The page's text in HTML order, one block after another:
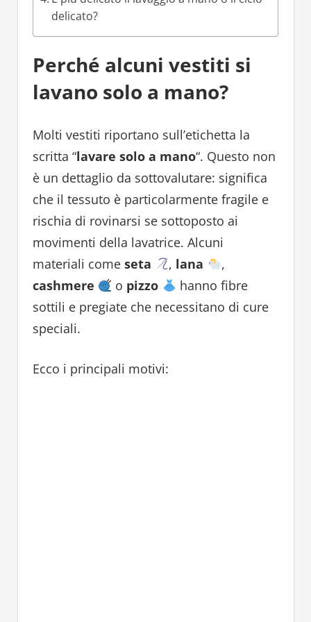
delicato?
Perché alcuni vestiti si
lavano solo a mano?
Molti vestiti riportano sull’etichetta la
scritta “lavare solo a mano“. Questo non
è un dettaglio da sottovalutare: significa
che il tessuto è particolarmente fragile e
rischia di rovinarsi se sottoposto ai
movimenti della lavatrice. Alcuni
materiali come seta , lana
,
cashmere
o pizzo
hanno fibre
sottili e pregiate che necessitano di cure
speciali.
Ecco i principali motivi: